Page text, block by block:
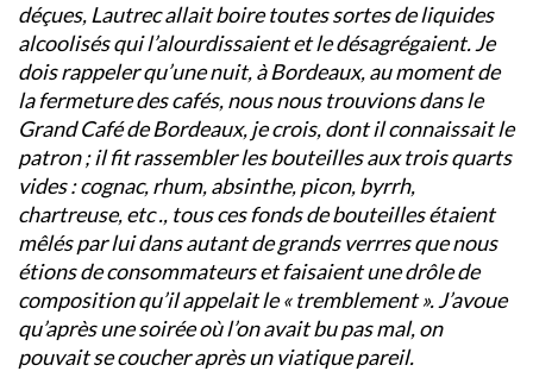
déçues, Lautrec allait boire toutes sortes de liquides
alcoolisés qui l’alourdissaient et le désagrégaient. Je
dois rappeler qu’une nuit, à Bordeaux, au moment de
la fermeture des cafés, nous nous trouvions dans le
Grand Café de Bordeaux, je crois, dont il connaissait le
patron ; il fit rassembler les bouteilles aux trois quarts
vides : cognac, rhum, absinthe, picon, byrrh,
chartreuse, etc ., tous ces fonds de bouteilles étaient
mêlés par lui dans autant de grands verrres que nous
étions de consommateurs et faisaient une drôle de
composition qu’il appelait le « tremblement ». J’avoue
qu’après une soirée où l’on avait bu pas mal, on
pouvait se coucher après un viatique pareil.